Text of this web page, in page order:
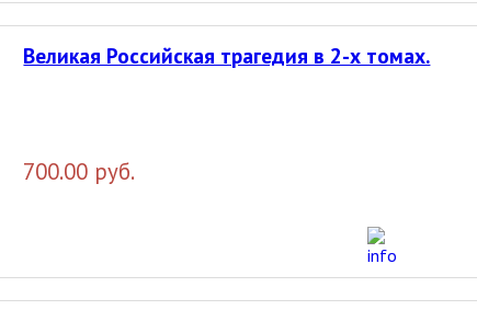
Великая Российская трагедия в 2-х томах.
700.00 руб.